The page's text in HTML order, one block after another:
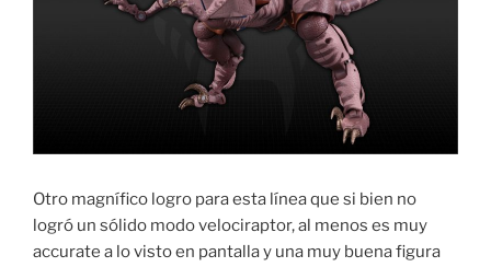
Otro magnífico logro para esta línea que si bien no
logró un sólido modo velociraptor, al menos es muy
accurate a lo visto en pantalla y una muy buena figura